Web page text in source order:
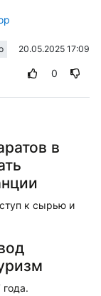
20.05.2025 17:09
0
в
к сырью и
года.